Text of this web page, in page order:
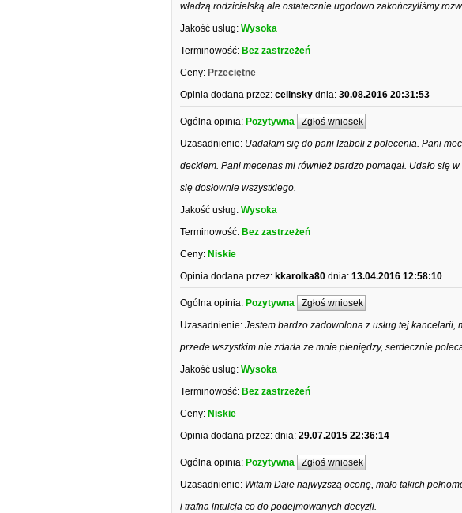
władzą rodzicielską ale ostatecznie ugodowo zakończyliśmy
Jakość usług: Wysoka
Terminowość: Bez zastrzeżeń
Ceny: Przeciętne
Opinia dodana przez: celinsky dnia: 30.08.2016 20:31:53
Ogólna opinia: Pozytywna Zgłoś wniosek
Uzasadnienie: Uadałam się do pani Izabeli z polecenia. Pani
deckiem. Pani mecenas mi również bardzo pomagał. Udało się
się dosłownie wszystkiego.
Jakość usług: Wysoka
Terminowość: Bez zastrzeżeń
Ceny: Niskie
Opinia dodana przez: kkarolka80 dnia: 13.04.2016 12:58:10
Ogólna opinia: Pozytywna Zgłoś wniosek
Uzasadnienie: Jestem bardzo zadowolona z usług tej kancelarii,
przede wszystkim nie zdarła ze mnie pieniędzy, serdecznie
Jakość usług: Wysoka
Terminowość: Bez zastrzeżeń
Ceny: Niskie
Opinia dodana przez: dnia: 29.07.2015 22:36:14
Ogólna opinia: Pozytywna Zgłoś wniosek
Uzasadnienie: Witam Daje najwyższą ocenę, mało takich
i trafna intuicja co do podejmowanych decyzji.